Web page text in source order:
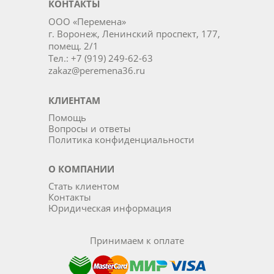
КОНТАКТЫ
ООО «Перемена»
г. Воронеж, Ленинский проспект, 177,
помещ. 2/1
Тел.: +7 (919) 249-62-63
zakaz@peremena36.ru
КЛИЕНТАМ
Помощь
Вопросы и ответы
Политика конфиденциальности
О КОМПАНИИ
Стать клиентом
Контакты
Юридическая информация
Принимаем к оплате